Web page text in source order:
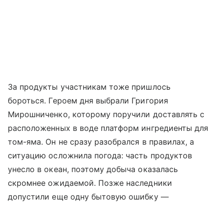
За продукты участникам тоже пришлось
бороться. Героем дня выбрали Григория
Мирошниченко, которому поручили доставлять с
расположенных в воде платформ ингредиенты для
том-яма. Он не сразу разобрался в правилах, а
ситуацию осложнила погода: часть продуктов
унесло в океан, поэтому добыча оказалась
скромнее ожидаемой. Позже наследники
допустили еще одну бытовую ошибку —